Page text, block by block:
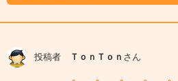
投稿者 ＴｏｎＴｏｎ さん